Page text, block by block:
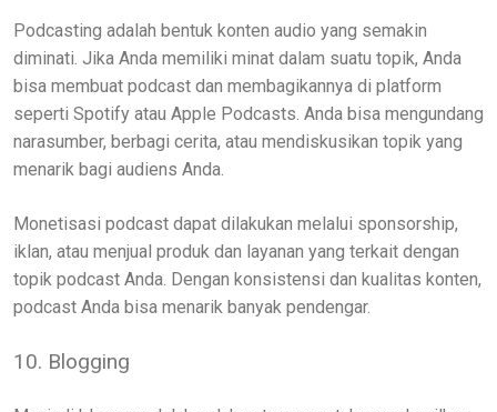
Podcasting adalah bentuk konten audio yang semakin
diminati. Jika Anda memiliki minat dalam suatu topik, Anda
bisa membuat podcast dan membagikannya di platform
seperti Spotify atau Apple Podcasts. Anda bisa mengundang
narasumber, berbagi cerita, atau mendiskusikan topik yang
menarik bagi audiens Anda.
Monetisasi podcast dapat dilakukan melalui sponsorship,
iklan, atau menjual produk dan layanan yang terkait dengan
topik podcast Anda. Dengan konsistensi dan kualitas konten,
podcast Anda bisa menarik banyak pendengar.
10. Blogging